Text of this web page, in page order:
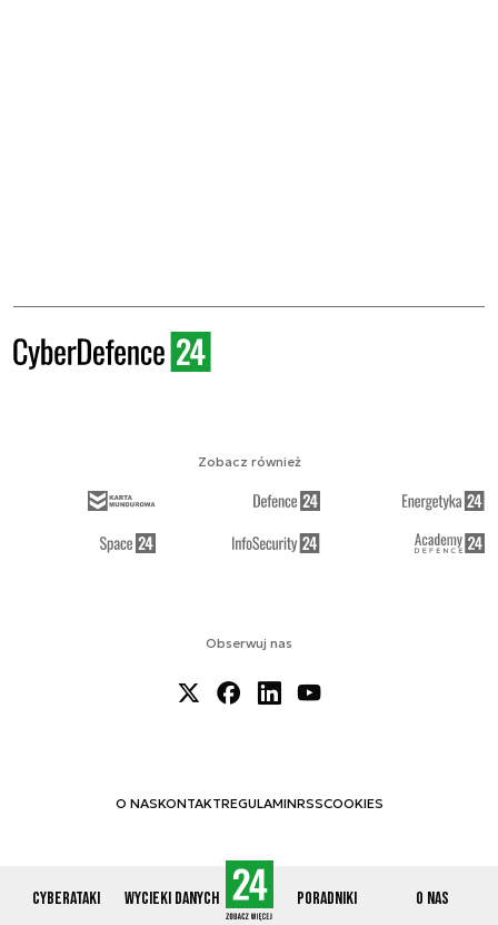
Cyberataki Wycieki danych Poradniki O nas
Obserwuj nas
O NASKONTAKTREGULAMINRSSCOOKIES
Zobacz również
© 2012-2026 CYBERDEFENCE24